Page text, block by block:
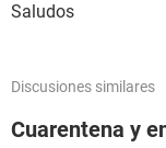
Saludos
Discusiones similares
Cuarentena y